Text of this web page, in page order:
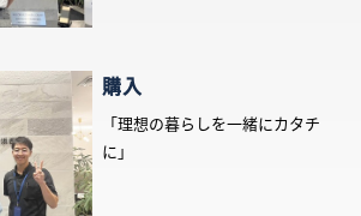
購入
「理想の暮らしを一緒にカタチ
に」